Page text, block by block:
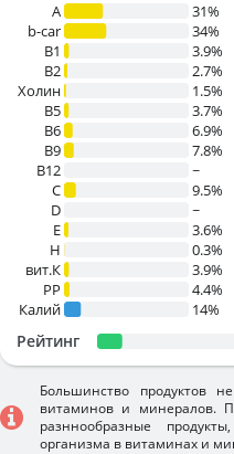
A
31%
b-car
34%
В1
3.9%
B2
2.7%
Холин
1.5%
B5
3.7%
B6
6.9%
B9
7.8%
B12
~
C
9.5%
D
~
E
3.6%
H
0.3%
вит.К
3.9%
PP
4.4%
Калий
14%
Рейтинг
Большинство продуктов
витаминов и минералов.
разннообразные
организма в витаминах и